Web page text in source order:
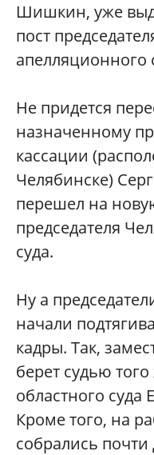
Шишкин, уже
пост
апелляционного
Не придется
назначенному
кассации
Челябинске)
перешел на
председателя
суда.
Ну а
начали
кадры. Так,
берет судью
областного суда
Кроме того, на
собрались